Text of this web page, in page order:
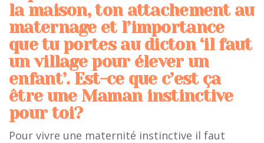
la maison, ton attachement au
maternage et l’importance
que tu portes au dicton ‘il faut
un village pour élever un
enfant’. Est-ce que c’est ça
être une Maman instinctive
pour toi?
Pour vivre une maternité instinctive il faut